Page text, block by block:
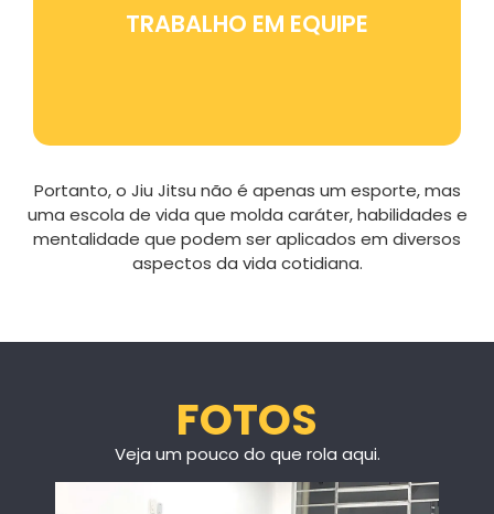
TRABALHO EM EQUIPE
Portanto, o Jiu Jitsu não é apenas um esporte, mas
uma escola de vida que molda caráter, habilidades e
mentalidade que podem ser aplicados em diversos
aspectos da vida cotidiana.
FOTOS
Veja um pouco do que rola aqui.